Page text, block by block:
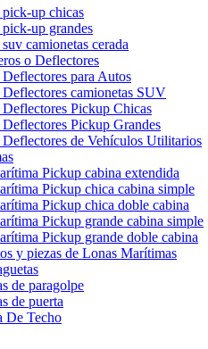
pick-up chicas
pick-up grandes
camionetas cerada
o Deflectores
para Autos
camionetas SUV
Pickup Chicas
Pickup Grandes
Deflectores de Vehículos Utilitarios
Pickup cabina extendida
Pickup chica cabina simple
Pickup chica doble cabina
Pickup grande cabina simple
Pickup grande doble cabina
y piezas de Lonas Marítimas
de paragolpe
de puerta
De Techo